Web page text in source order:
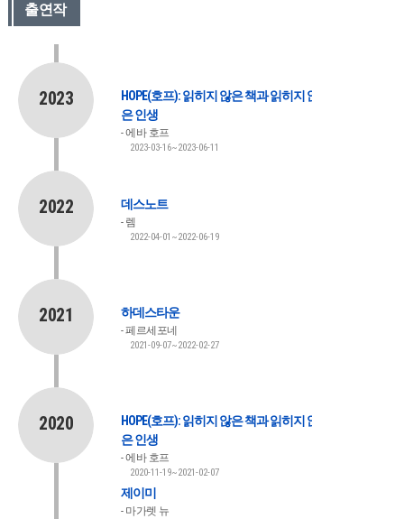
출연작
2023
HOPE(호프): 읽히지 않은 책과 읽히지 않
은 인생
에바 호프
2023-03-16~2023-06-11
2022 데스노트
렘
2022-04-01~2022-06-19
2021 하데스타운
페르세포네
2021-09-07~2022-02-27
2020
HOPE(호프): 읽히지 않은 책과 읽히지 않
은 인생
에바 호프
2020-11-19~2021-02-07
제이미
마가렛 뉴